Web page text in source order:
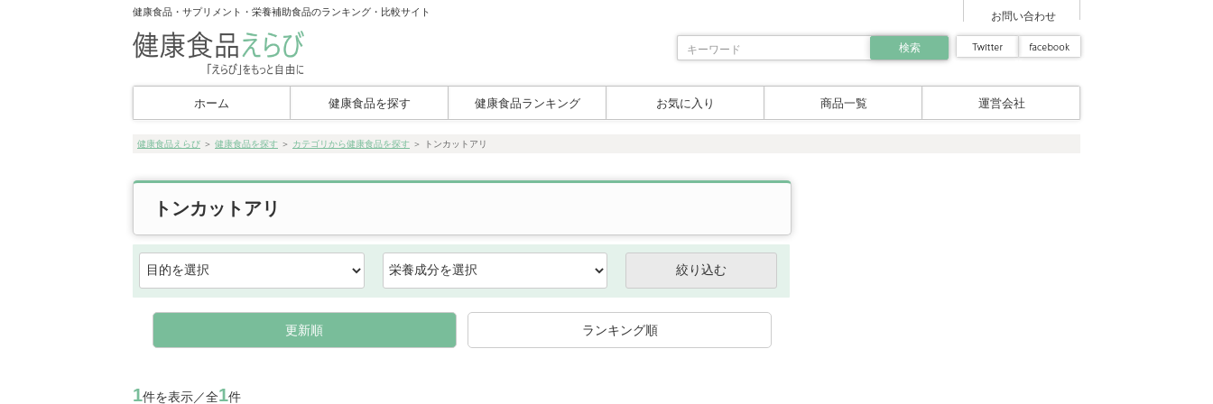
健康食品・サプリメント・栄養補助食品のランキング・比較サイト お問い合わせ
ホーム 健康食品を探す 健康食品ランキング お気に入り 商品一覧 運営会社
健康食品えらび ＞ 健康食品を探す ＞ カテゴリから健康食品を探す ＞ トンカットアリ
トンカットアリ
更新順 ランキング順
1件を表示／全1件